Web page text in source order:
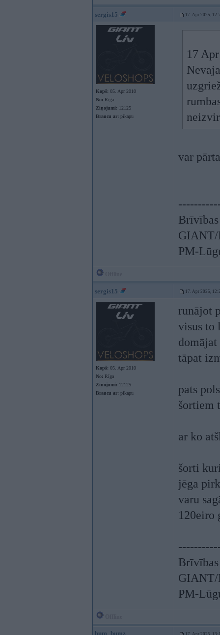
sergis15 17. Apr 2025,
Kopš: 05. Apr 2010
No: Rīga
Ziņojumi: 12125
Braucu ar: pikapu
17
var
GIANT/
PM-
sergis15 17. Apr 2025,
Kopš: 05. Apr 2010
No: Rīga
Ziņojumi: 12125
Braucu ar: pikapu
runājot
visus to
domājat
tāpat
pats
šortiem
ar ko
šorti
jēga
varu
120eiro
GIANT/
PM-
bum_bumz 17. Apr 2025,